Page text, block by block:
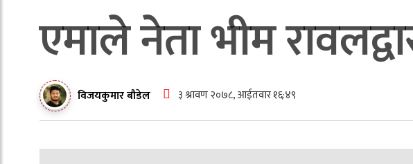
एमाले नेता भीम
विजयकुमार बौडेल ३ श्रावण २०७८, आईतवार १६:४९